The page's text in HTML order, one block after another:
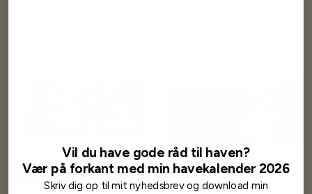
Vil du have gode råd til haven?
Vær på forkant med min havekalender 2026
Skriv dig op til mit nyhedsbrev og download min